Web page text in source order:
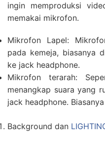
ingin memproduksi
memakai mikrofon.
Mikrofon Lapel:
pada kemeja, biasanya
ke jack headphone.
Mikrofon terarah:
menangkap suara yang
jack headphone.
Background dan